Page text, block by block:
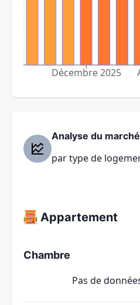
Décembre 2025
Analyse du marché
par type de
Appartement
Chambre
Pas de